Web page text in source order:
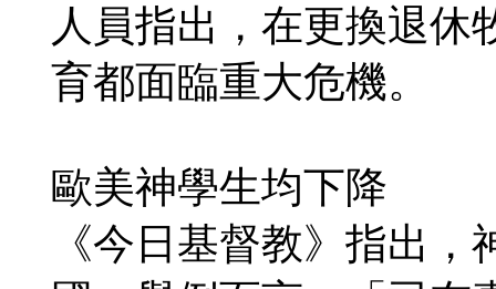
人員指出，在更換退休
育都面臨重大危機。
歐美神學生均下降
《今日基督教》指出